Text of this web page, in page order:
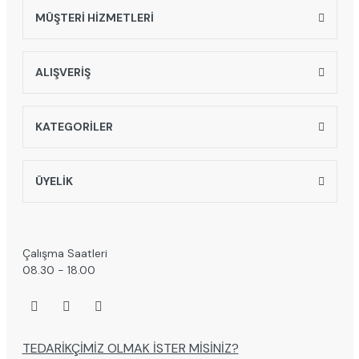
MÜŞTERİ HİZMETLERİ
ALIŞVERİŞ
KATEGORİLER
ÜYELİK
Çalışma Saatleri
08.30 - 18.00
TEDARİKÇİMİZ OLMAK İSTER MİSİNİZ?